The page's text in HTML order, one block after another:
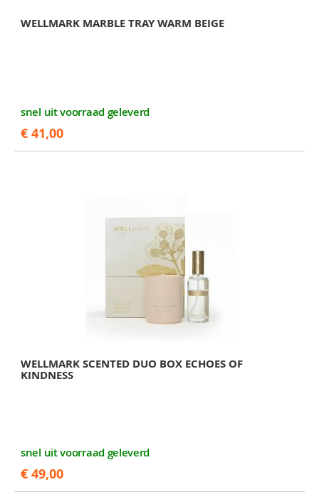
WELLMARK MARBLE TRAY WARM BEIGE
snel uit voorraad geleverd
€ 41,00
WELLMARK SCENTED DUO BOX ECHOES OF
KINDNESS
snel uit voorraad geleverd
€ 49,00